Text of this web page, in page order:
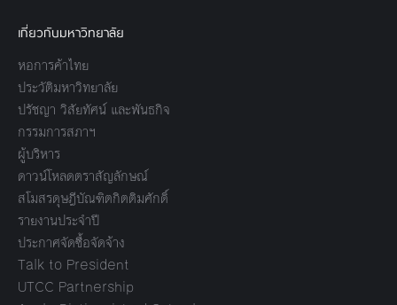
เกี่ยวกับมหาวิทยาลัย
หอการค้าไทย
ประวัติมหาวิทยาลัย
ปรัชญา วิสัยทัศน์ และพันธกิจ
กรรมการสภาฯ
ผู้บริหาร
ดาวน์โหลดตราสัญลักษณ์
สโมสรดุษฎีบัณฑิตกิตติมศักดิ์
รายงานประจำปี
ประกาศจัดซื้อจัดจ้าง
Talk to President
UTCC Partnership